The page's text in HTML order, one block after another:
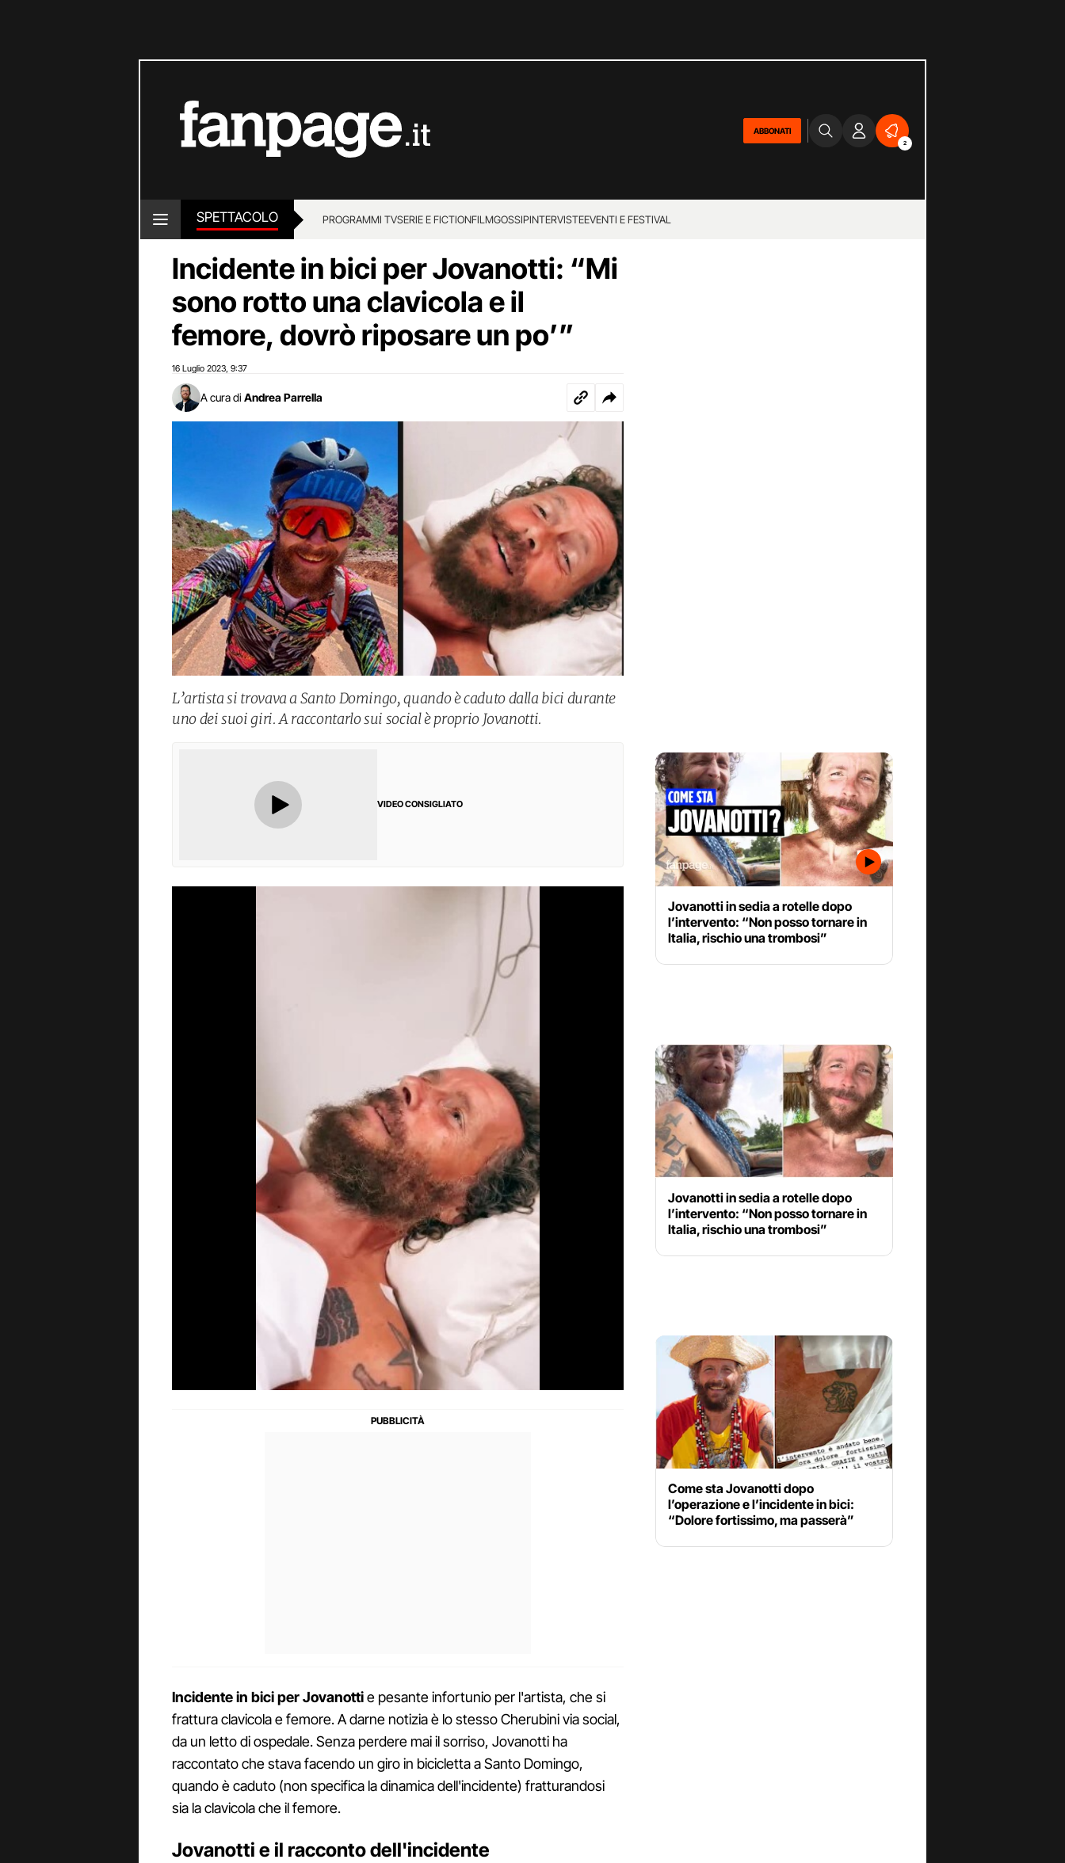
ABBONATI
2
SPETTACOLO PROGRAMMI TVSERIE E FICTIONFILMGOSSIPINTERVISTEEVENTI E FESTIVAL
Incidente in bici per Jovanotti: “Mi
sono rotto una clavicola e il
femore, dovrò riposare un po’”
16 Luglio 2023 9:37
A cura di Andrea Parrella
L’artista si trovava a Santo Domingo, quando è caduto dalla bici durante
uno dei suoi giri. A raccontarlo sui social è proprio Jovanotti.
VIDEO CONSIGLIATO
Incidente in bici per Jovanottie pesante infortunio per l'artista, che si
frattura clavicola e femore. A darne notizia è lo stesso Cherubini via social,
da un letto di ospedale. Senza perdere mai il sorriso, Jovanotti ha
raccontato che stava facendo un giro in bicicletta a Santo Domingo,
quando è caduto (non specifica la dinamica dell'incidente) fratturandosi
sia la clavicola che il femore.
Jovanotti e il racconto dell'incidente
Jovanotti in sedia a rotelle dopo
l’intervento: “Non posso tornare in
Italia, rischio una trombosi”
Jovanotti in sedia a rotelle dopo
l’intervento: “Non posso tornare in
Italia, rischio una trombosi”
Come sta Jovanotti dopo
l’operazione e l’incidente in bici:
“Dolore fortissimo, ma passerà”